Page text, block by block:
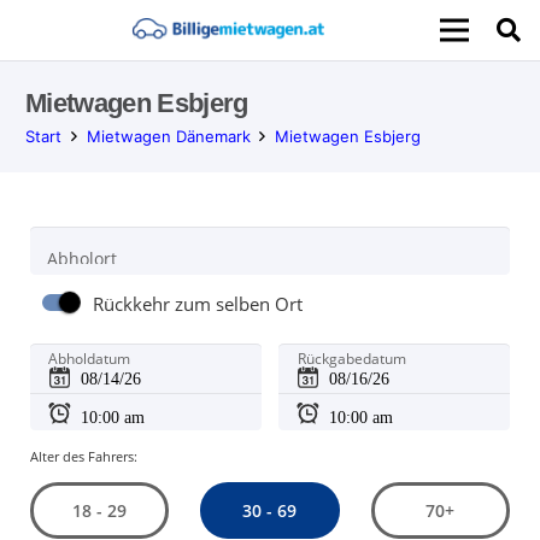
Mietwagen Esbjerg
Start Mietwagen Dänemark Mietwagen Esbjerg
Abholort
Rückkehr zum selben Ort
Abholdatum Rückgabedatum
Alter des Fahrers:
18 - 29 30 - 69 70+